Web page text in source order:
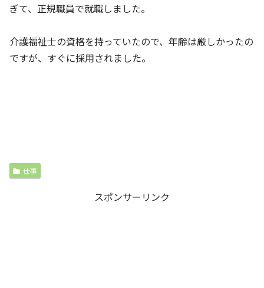
ぎて、正規職員で就職しました。
介護福祉士の資格を持っていたので、年齢は厳しかったの
ですが、すぐに採用されました。
仕事
スポンサーリンク